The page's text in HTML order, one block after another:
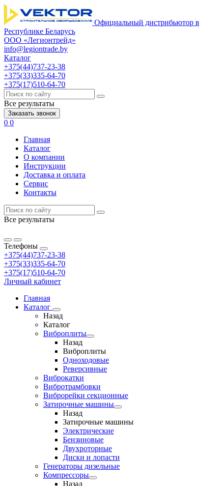
Официальный дистрибьютор в
Республике Беларусь
ООО «Легионтрейд»
info@legiontrade.by
Каталог
+375(44)737-23-38
+375(33)335-64-70
+375(17)510-64-70
Все результаты
Заказать звонок
0 0
Главная
Каталог
О компании
Инструкции
Доставка и оплата
Сервис
Контакты
Все результаты
Телефоны
+375(44)737-23-38
+375(33)335-64-70
+375(17)510-64-70
Личный кабинет
Главная
Каталог
Назад
Каталог
Виброплиты
Назад
Виброплиты
Одноходовые
Реверсивные
Виброкатки
Вибротрамбовки
Виброрейки секционные
Затирочные машины
Назад
Затирочные машины
Электрические
Бензиновые
Двухроторные
Диски и лопасти
Генераторы дизельные
Компрессоры
Назад